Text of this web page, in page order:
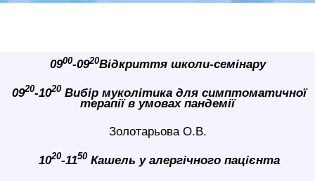
0900-0920Відкриття школи-семінару
0920-1020 Вибір муколітика для симптоматичної
терапії в умовах пандемії
Золотарьова О.В.
1020-1150 Кашель у алергічного пацієнта